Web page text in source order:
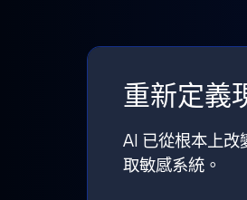
重新定義
AI 已從根本上改
取敏感系統。